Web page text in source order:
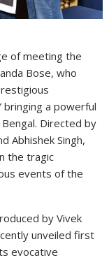
of meeting the
Bose, who
bringing a powerful
Directed by
Abhishek Singh,
the tragic
events of the
by Vivek
unveiled first
evocative